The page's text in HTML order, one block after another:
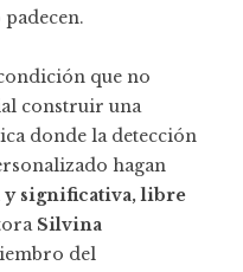
que no
construir una
donde la detección
hagan
significativa, libre
Silvina
del